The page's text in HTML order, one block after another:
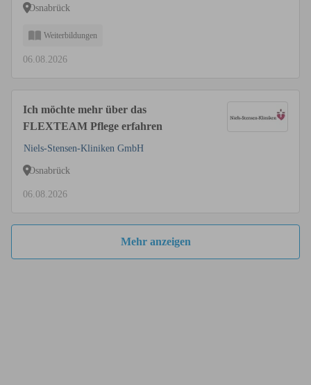
Osnabrück
Weiterbildungen
06.08.2026
Ich möchte mehr über das
FLEXTEAM Pflege erfahren
Niels-Stensen-Kliniken GmbH
Osnabrück
06.08.2026
Mehr anzeigen